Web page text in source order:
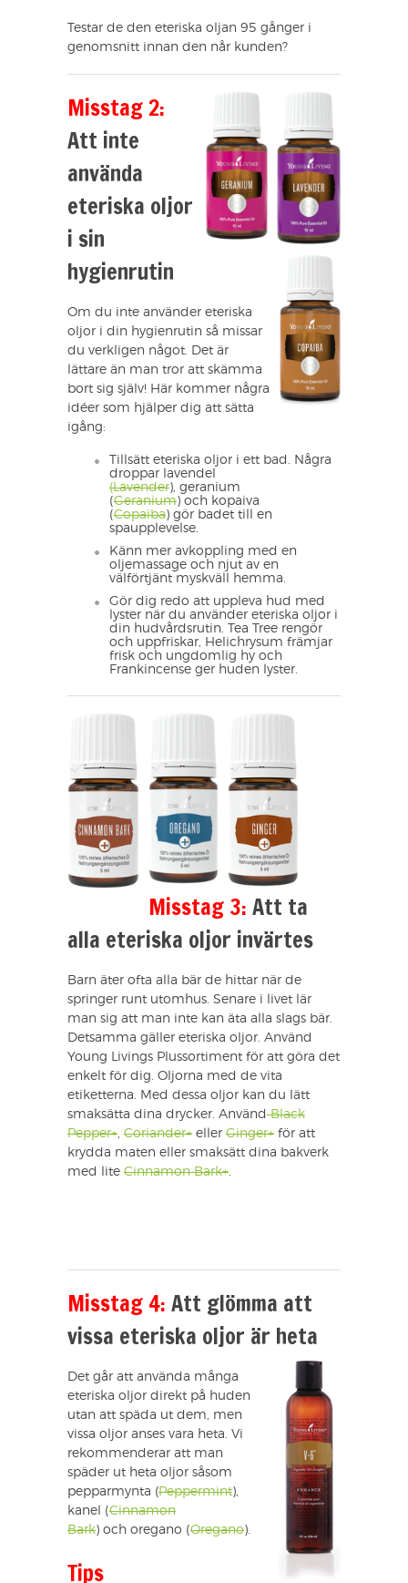
Testar de den eteriska oljan 95 gånger i
genomsnitt innan den når kunden?
Misstag 2:
Att inte
använda
eteriska oljor
i sin
hygienrutin
Om du inte använder eteriska
oljor i din hygienrutin så missar
du verkligen något. Det är
lättare än man tror att skämma
bort sig själv! Här kommer några
idéer som hjälper dig att sätta
igång:
Tillsätt eteriska oljor i ett bad. Några
droppar lavendel
(Lavender), geranium
(Geranium) och kopaiva
(Copaiba) gör badet till en
spaupplevelse.
Känn mer avkoppling med en
oljemassage och njut av en
välförtjänt myskväll hemma.
Gör dig redo att uppleva hud med
lyster när du använder eteriska oljor i
din hudvårdsrutin. Tea Tree rengör
och uppfriskar, Helichrysum främjar
frisk och ungdomlig hy och
Frankincense ger huden lyster.
Misstag 3: Att ta
alla eteriska oljor invärtes
Barn äter ofta alla bär de hittar när de
springer runt utomhus. Senare i livet lär
man sig att man inte kan äta alla slags bär.
Detsamma gäller eteriska oljor. Använd
Young Livings Plussortiment för att göra det
enkelt för dig. Oljorna med de vita
etiketterna. Med dessa oljor kan du lätt
smaksätta dina drycker. Använd Black
Pepper+, Coriander+ eller Ginger+ för att
krydda maten eller smaksätt dina bakverk
med lite Cinnamon Bark+.
Misstag 4: Att glömma att
vissa eteriska oljor är heta
Det går att använda många
eteriska oljor direkt på huden
utan att späda ut dem, men
vissa oljor anses vara heta. Vi
rekommenderar att man
späder ut heta oljor såsom
pepparmynta (Peppermint),
kanel (Cinnamon
Bark) och oregano (Oregano).
Tips